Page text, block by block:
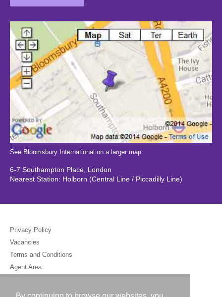
See Bloomsbury International on a larger map
6-7 Southampton Place, London
Nearest Station: Holborn (Central Line / Piccadilly Line)
Privacy Policy
Vacancies
Terms and Conditions
Agent Area